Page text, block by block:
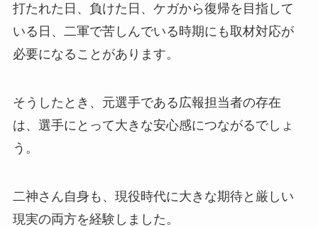
打たれた日、負けた日、ケガから復帰を目指して
いる日、二軍で苦しんでいる時期にも取材対応が
必要になることがあります。
そうしたとき、元選手である広報担当者の存在
は、選手にとって大きな安心感につながるでしょ
う。
二神さん自身も、現役時代に大きな期待と厳しい
現実の両方を経験しました。